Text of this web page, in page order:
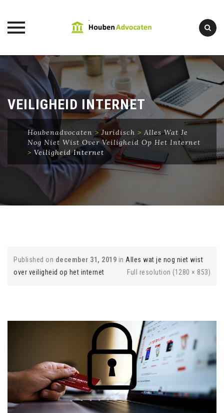
Skip
content
VEILIGHEID INTERNET
Houbenadvocaten > Juridisch > Alles Wat Je
Nog Niet Wist Over Veiligheid Op Het Internet
> Veiligheid Internet
Published on december 31, 2019 in Alles wat je nog niet wist
over veiligheid op het internet
Full resolution (1280 × 853)